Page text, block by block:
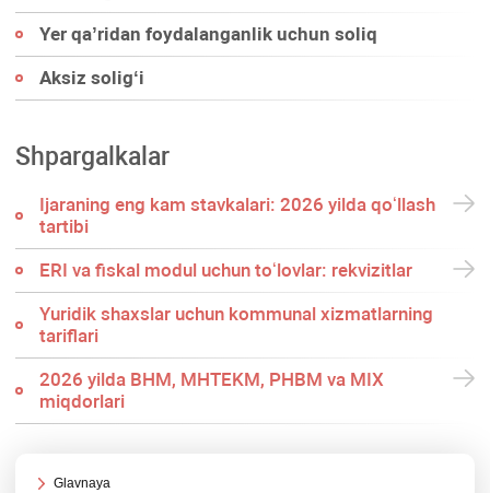
Yer qa’ridan foydalanganlik uchun soliq
Aksiz soligʻi
Shpargalkalar
Ijaraning eng kam stavkalari: 2026 yilda qoʻllash
tartibi
ERI va fiskal modul uchun toʻlovlar: rekvizitlar
Yuridik shaхslar uchun kommunal хizmatlarning
tariflari
2026 yilda BHM, MHTEKM, PHBM va MIX
miqdorlari
Glavnaya